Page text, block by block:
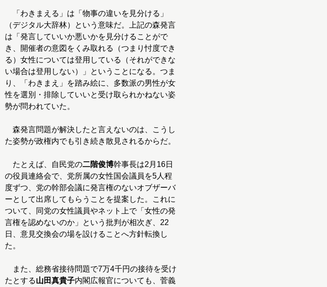
「わきまえる」は「物事の違いを見分ける」
（デジタル大辞林）という意味だ。上記の森発言
は「発言していいか悪いかを見分けることがで
き、開催者の意図をくみ取れる（つまり忖度でき
る）女性については登用している（それができな
い場合は登用しない）」ということになる。つま
り、「わきまえ」を踏み絵に、多数派の男性が女
性を選別・排除していいと受け取られかねない姿
勢が問われていた。
森発言問題が解決したと言えないのは、こうし
た姿勢が政権内でも引き続き散見されるからだ。
たとえば、自民党の二階俊博幹事長は2月16日
の役員連絡会で、党所属の女性国会議員を5人程
度ずつ、党の幹部会議に発言権のないオブザーバ
ーとして出席してもらうことを提案した。これに
ついて、同党の女性議員やネット上で「女性の発
言権を認めないのか」という批判が相次ぎ、22
日、意見交換会の場を設けることへ方針転換し
た。
また、総務省接待問題で7万4千円の接待を受け
たとする山田真貴子内閣広報官についても、菅義